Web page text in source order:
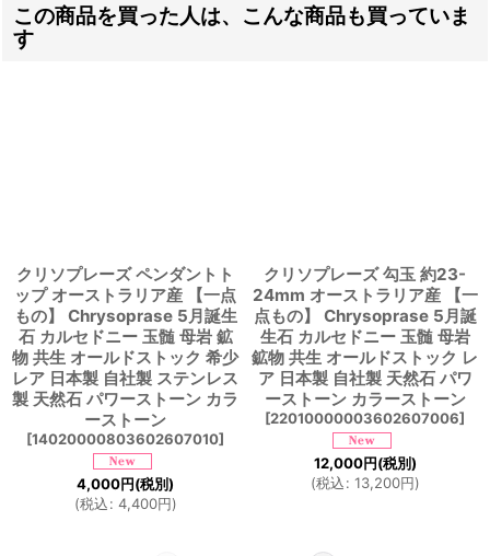
この商品を買った人は、こんな商品も買っていま
す
クリソプレーズ ペンダントト
ップ オーストラリア産 【一点
もの】 Chrysoprase 5月誕生
石 カルセドニー 玉髄 母岩 鉱
物 共生 オールドストック 希少
レア 日本製 自社製 ステンレス
製 天然石 パワーストーン カラ
ーストーン
[14020000803602607010]
4,000円(税別)
(税込: 4,400円)
クリソプレーズ 勾玉 約23-
24mm オーストラリア産 【一
点もの】 Chrysoprase 5月誕
生石 カルセドニー 玉髄 母岩
鉱物 共生 オールドストック レ
ア 日本製 自社製 天然石 パワ
ーストーン カラーストーン
[22010000003602607006]
12,000円(税別)
(税込: 13,200円)